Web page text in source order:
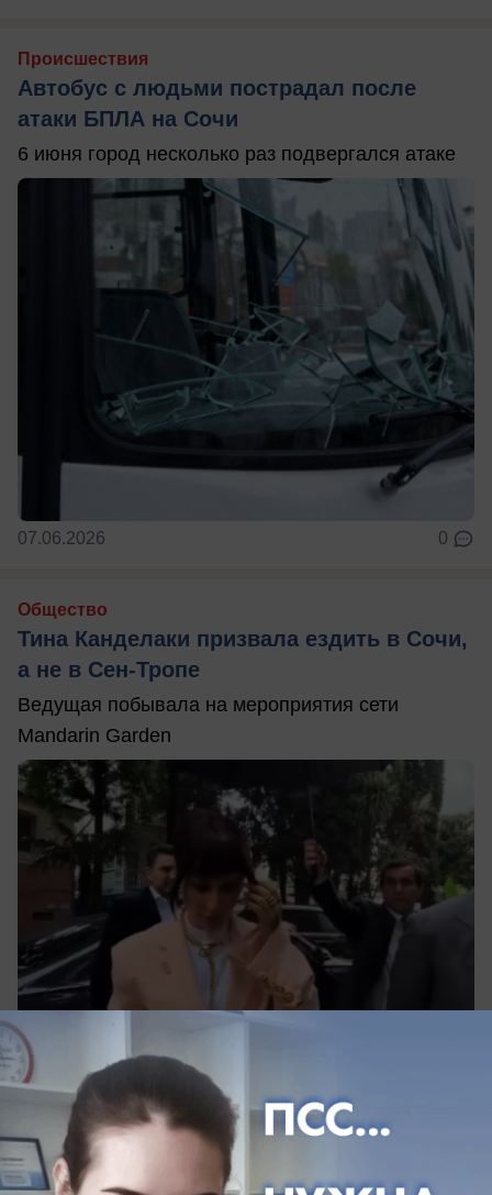
Происшествия
Автобус с людьми пострадал после
атаки БПЛА на Сочи
6 июня город несколько раз подвергался атаке
07.06.2026 0
Общество
Тина Канделаки призвала ездить в Сочи,
а не в Сен-Тропе
Ведущая побывала на мероприятия сети
Mandarin Garden
06.06.2026
Экономика